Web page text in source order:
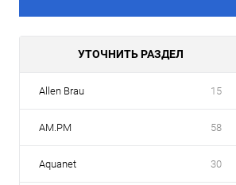
УТОЧНИТЬ РАЗДЕЛ
Allen Brau 15
AM.PM 58
Aquanet 30